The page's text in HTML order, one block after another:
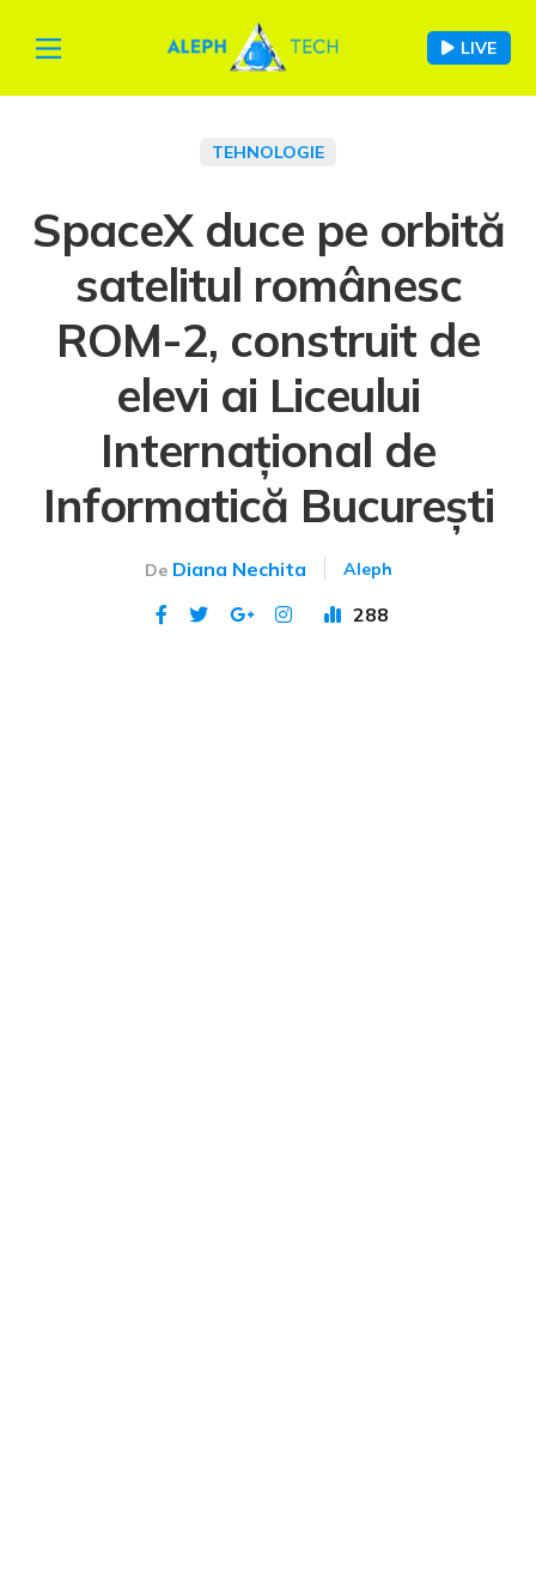
LIVE
TEHNOLOGIE
SpaceX duce pe orbită
satelitul românesc
ROM-2, construit de
elevi ai Liceului
Internațional de
Informatică București
De Diana Nechita Aleph
288